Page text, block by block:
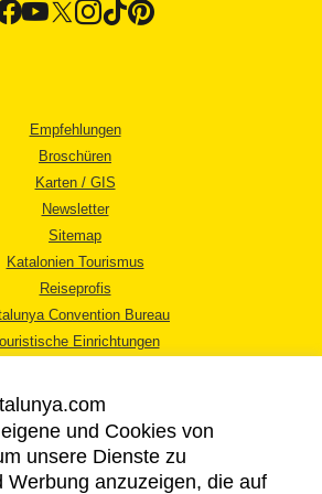
Empfehlungen
Broschüren
Karten / GIS
Newsletter
Sitemap
Katalonien Tourismus
Reiseprofis
Convention Bureau
Einrichtungen
und Cookies von
unsere Dienste zu
Werbung anzuzeigen, die auf